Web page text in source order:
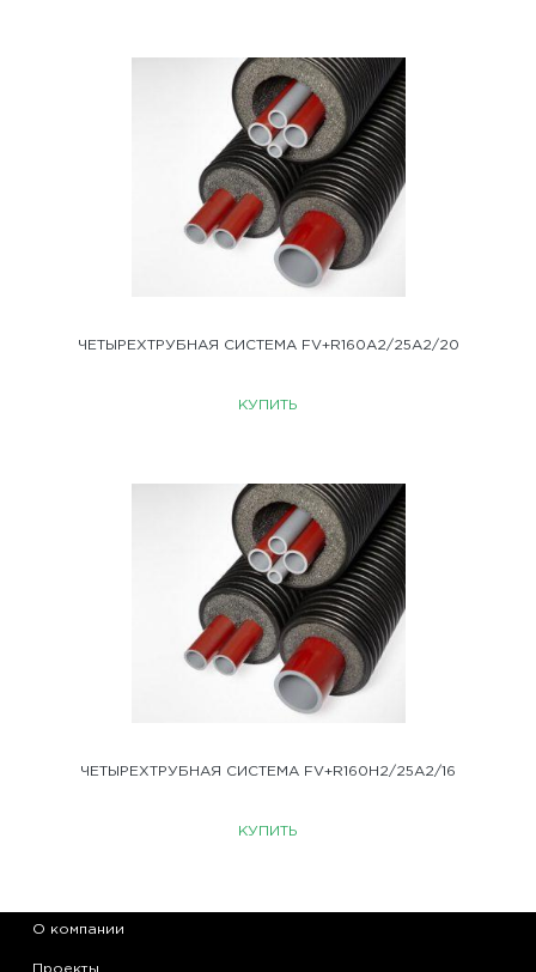
ЧЕТЫРЕХТРУБНАЯ СИСТЕМА FV+R160A2/25A2/20
КУПИТЬ
ЧЕТЫРЕХТРУБНАЯ СИСТЕМА FV+R160H2/25A2/16
КУПИТЬ
О компании
Проекты